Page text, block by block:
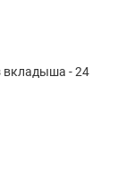
вкладыша - 24